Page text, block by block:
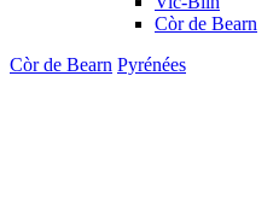
Còr de Bearn
Còr de Bearn Pyrénées